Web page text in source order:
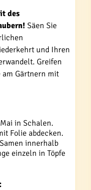
des
Säen Sie
und Ihren
Greifen
am Gärtnern mit
in Schalen.
Folie abdecken.
innerhalb
einzeln in Töpfe